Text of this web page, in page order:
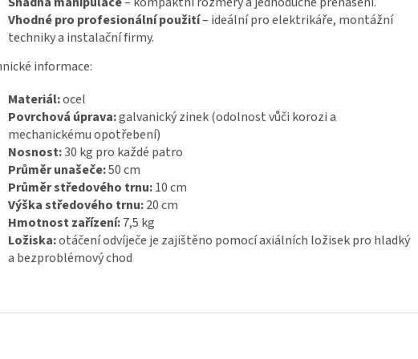
Vhodné pro profesionální použití– ideální pro elektrikáře, montážní
techniky a instalační firmy.
informace:
Materiál:ocel
Povrchová úprava:galvanický zinek (odolnost vůči korozi a
mechanickému opotřebení)
Nosnost:30 kg pro každé patro
Průměr unašeče:50 cm
Průměr středového trnu:10 cm
Výška středového trnu:20 cm
Hmotnost zařízení:7,5 kg
Ložiska:otáčení odvíječe je zajištěno pomocí axiálních ložisek pro hladký
a bezproblémový chod